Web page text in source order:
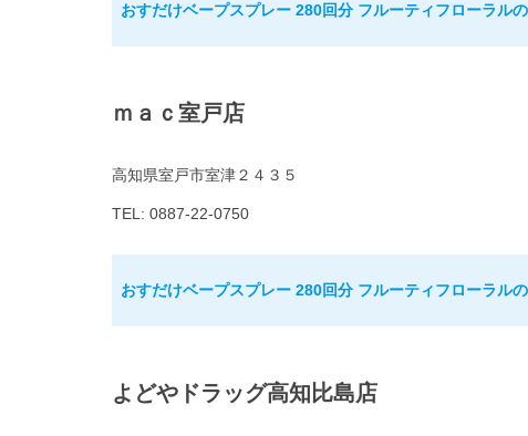
おすだけベープスプレー 280回分 フルーティフローラル
ｍａｃ室戸店
高知県室戸市室津２４３５
TEL: 0887-22-0750
おすだけベープスプレー 280回分 フルーティフローラル
よどやドラッグ高知比島店